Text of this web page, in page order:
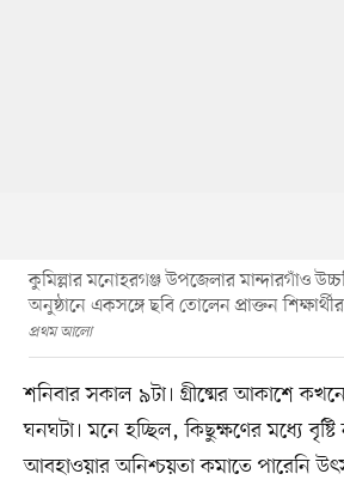
কুমিল্লার মনোহরগঞ্জ উপজেলার মান্দারগাঁও
অনুষ্ঠানে একসঙ্গে ছবি তোলেন প্রাক্তন
প্রথম আলো
শনিবার সকাল ৯টা। গ্রীষ্মের আকাশে
ঘনঘটা। মনে হচ্ছিল, কিছুক্ষণের মধ্যে বৃষ্টি
আবহাওয়ার অনিশ্চয়তা কমাতে পারেনি